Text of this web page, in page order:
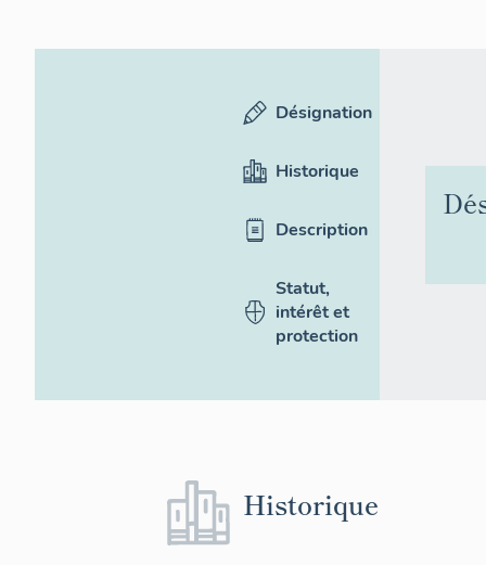
Désignation
Historique
Description
Statut,
intérêt et
protection
Historique